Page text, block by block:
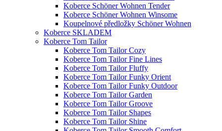
Koberce Schöner Wohnen Tender
Koberce Schöner Wohnen Winsome
Koupelnové předložky Schöner Wohnen
Koberce SKLADEM
Koberce Tom Tailor
Koberce Tom Tailor Cozy
Koberce Tom Tailor Fine Lines
Koberce Tom Tailor Fluffy
Koberce Tom Tailor Funky Orient
Koberce Tom Tailor Funky Outdoor
Koberce Tom Tailor Garden
Koberce Tom Tailor Groove
Koberce Tom Tailor Shapes
Koberce Tom Tailor Shine